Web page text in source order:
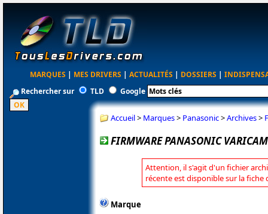
MARQUES | MES DRIVERS | ACTUALITÉS | DOSSIERS |
Rechercher sur
TLD Google
Accueil> Marques> Panasonic>Archives>
FIRMWARE PANASONIC
Attention, il s'agit d'un fichier
récente est disponible sur la fiche
Marque